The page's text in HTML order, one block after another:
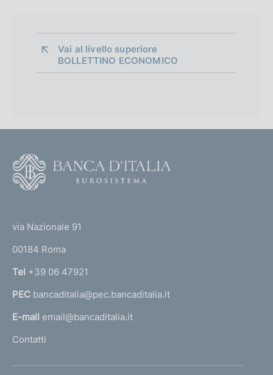
Vai al livello superiore
BOLLETTINO ECONOMICO
r
n
a
l
'
via Nazionale 91
00184 Roma
Tel +39 06 47921
PEC bancaditalia@pec.bancaditalia.it
E-mail email@bancaditalia.it
Contatti